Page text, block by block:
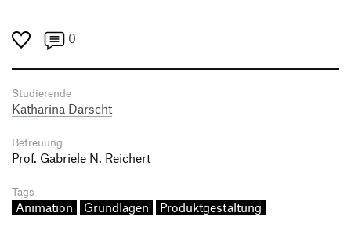
0
Studierende
Katharina Darscht
Betreuung
Prof. Gabriele N. Reichert
Tags
Animation Grundlagen Produktgestaltung